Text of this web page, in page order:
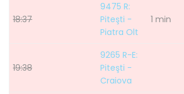
18:37
9475 R:
Piteşti -
Piatra Olt
1 min
19:38
9265 R-E:
Piteşti -
Craiova